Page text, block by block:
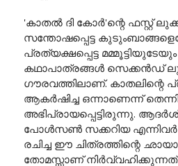
'കാതൽ ദി കോർ'ന്റെ ഫസ്റ്റ്
സന്തോഷപ്പെട്ട
പ്രത്യക്ഷപ്പെട്ട
കഥാപാത്രങ്ങൾ സെക്കൻഡ്
ഗൗരവത്തിലാണ്. കാതലിന്റെ
ആകർഷിച്ച ഒന്നാണെന്ന്
അഭിപ്രായപ്പെട്ടിരുന്നു.
പോൾസൺ സക്കറിയ എന്നിവർ
രചിച്ച ഈ ചിത്രത്തിന്റെ
തോമസ്സാണ്